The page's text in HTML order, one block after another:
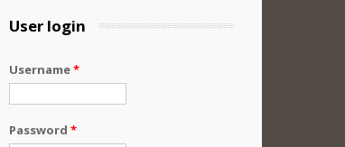
User login
Username*
Password *